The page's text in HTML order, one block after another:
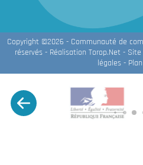
Copyright ©2026 - Communauté de
réservés - Réalisation Torop.Net- Site
légales-